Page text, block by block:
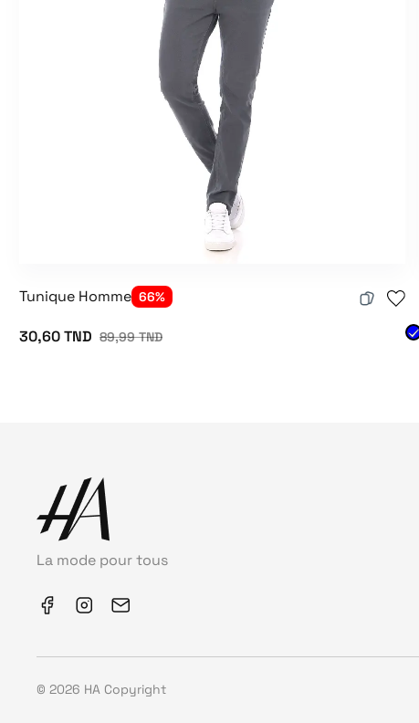
Tunique Homme 66%
30,60 TND 89,99 TND
La mode pour tous
© 2026 HA Copyright